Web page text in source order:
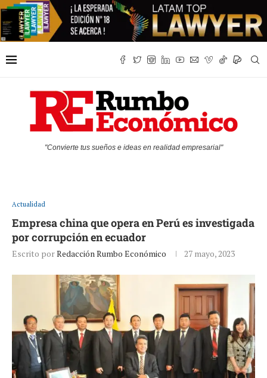
"Convierte tus sueños e ideas en realidad empresarial"
Actualidad
Empresa china que opera en Perú es investigada
por corrupción en ecuador
Escrito porRedacción Rumbo Económico 27 mayo, 2023